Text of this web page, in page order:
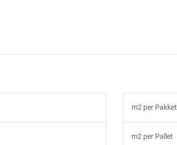
m2 per Pakket
m2 per Pallet